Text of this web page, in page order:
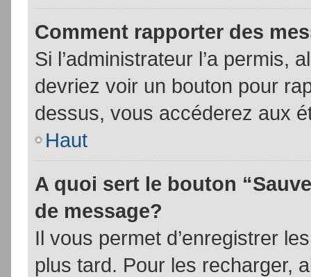
Comment rapporter des
Si l’administrateur l’a permis,
devriez voir un bouton pour
dessus, vous accéderez aux
Haut
A quoi sert le bouton
de message?
Il vous permet d’enregistrer
plus tard. Pour les recharger,